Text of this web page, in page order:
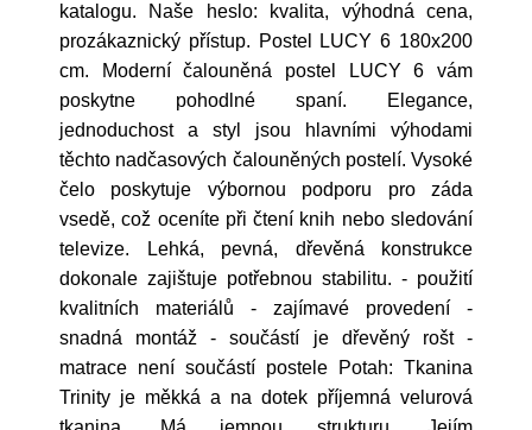
katalogu. Naše heslo: kvalita, výhodná cena,
prozákaznický přístup. Postel LUCY 6 180x200
cm. Moderní čalouněná postel LUCY 6 vám
poskytne pohodlné spaní. Elegance,
jednoduchost a styl jsou hlavními výhodami
těchto nadčasových čalouněných postelí. Vysoké
čelo poskytuje výbornou podporu pro záda
vsedě, což oceníte při čtení knih nebo sledování
televize. Lehká, pevná, dřevěná konstrukce
dokonale zajištuje potřebnou stabilitu. - použití
kvalitních materiálů - zajímavé provedení -
snadná montáž - součástí je dřevěný rošt -
matrace není součástí postele Potah: Tkanina
Trinity je měkká a na dotek příjemná velurová